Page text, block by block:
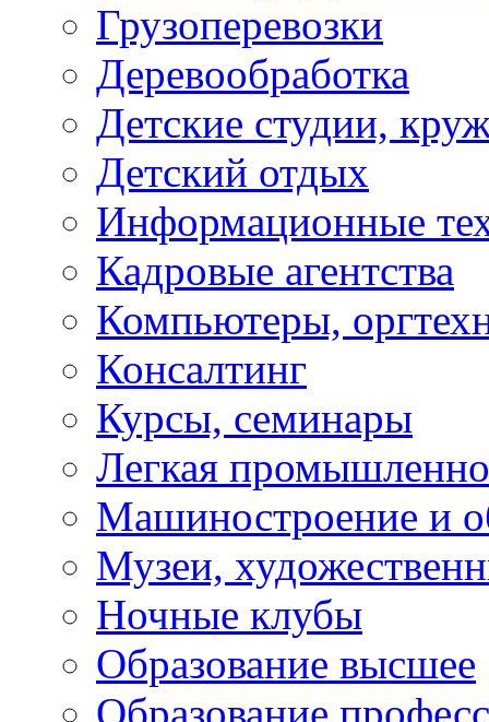
Грузоперевозки
Деревообработка
Детские студии,
Детский отдых
Информационные
Кадровые агентства
Компьютеры,
Консалтинг
Курсы, семинары
Легкая
Машиностроение и
Музеи,
Ночные клубы
Образование высшее